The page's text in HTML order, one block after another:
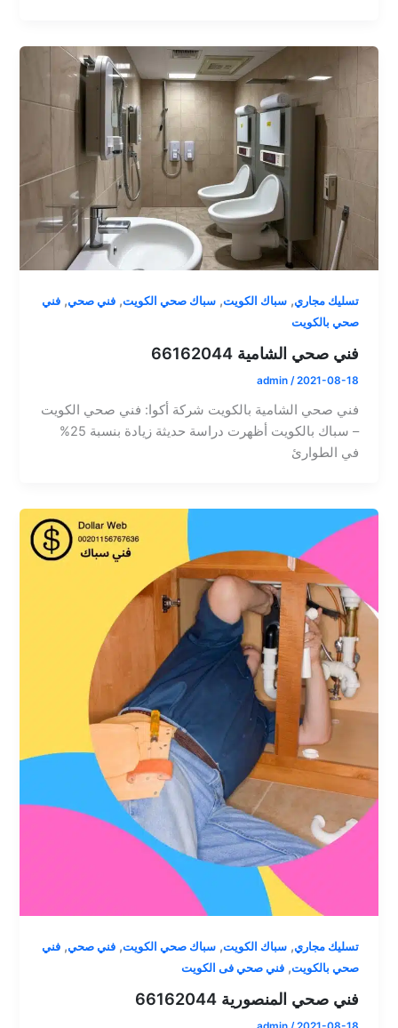
تسليك مجاري,سباك الكويت,سباك صحي الكويت,فني صحي,فني
صحي بالكويت
فني صحي الشامية 66162044
admin /2021-08-18
فني صحي الشامية بالكويت شركة أكوا: فني صحي الكويت
– سباك بالكويت أظهرت دراسة حديثة زيادة بنسبة 25%
في الطوارئ
تسليك مجاري,سباك الكويت,سباك صحي الكويت,فني صحي,فني
صحي بالكويت,فني صحي فى الكويت
فني صحي المنصورية 66162044